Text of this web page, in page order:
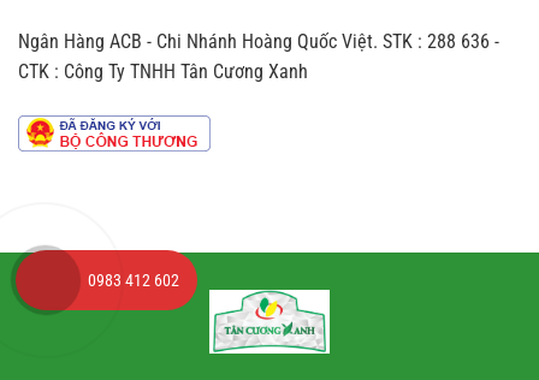
hương
vị
với
trà
sản
Ngân Hàng ACB - Chi Nhánh Hoàng Quốc Việt. STK : 288 636 -
CTK : Công Ty TNHH Tân Cương Xanh
0983 412 602